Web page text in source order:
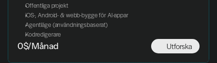
Offentliga projekt
iOS-, Android- & webb-bygge för AI-appar
Agentläge (användningsbaserat)
Kodredigerare
Utforska
0$/Månad